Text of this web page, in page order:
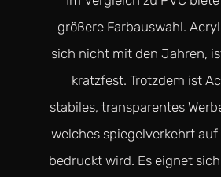
größere Farbauswahl.
sich nicht mit den Jahren,
kratzfest. Trotzdem ist
stabiles, transparentes
welches spiegelverkehrt auf
bedruckt wird. Es eignet